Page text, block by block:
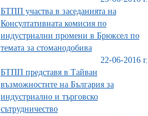
БТПП участва в заседанията на
Консултативната комисия по
индустриални промени в Брюксел по
темата за стоманодобива
22-06-2016 г.
БТПП представя в Тайван
възможностите на България за
индустриално и търговско
сътрудничество